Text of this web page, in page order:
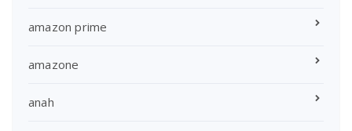
amazon prime
amazone
anah